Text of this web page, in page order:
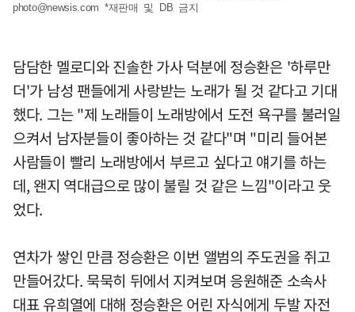
photo@newsis.com *재판매 및 DB 금지
담담한 멜로디와 진솔한 가사 덕분에 정승환은 '하루만
더'가 남성 팬들에게 사랑받는 노래가 될 것 같다고 기대
했다. 그는 "제 노래들이 노래방에서 도전 욕구를 불러일
으켜서 남자분들이 좋아하는 것 같다"며 "미리 들어본
사람들이 빨리 노래방에서 부르고 싶다고 얘기를 하는
데, 왠지 역대급으로 많이 불릴 것 같은 느낌"이라고 웃
었다.
연차가 쌓인 만큼 정승환은 이번 앨범의 주도권을 쥐고
만들어갔다. 묵묵히 뒤에서 지켜보며 응원해준 소속사
대표 유희열에 대해 정승환은 어린 자식에게 두발 자전